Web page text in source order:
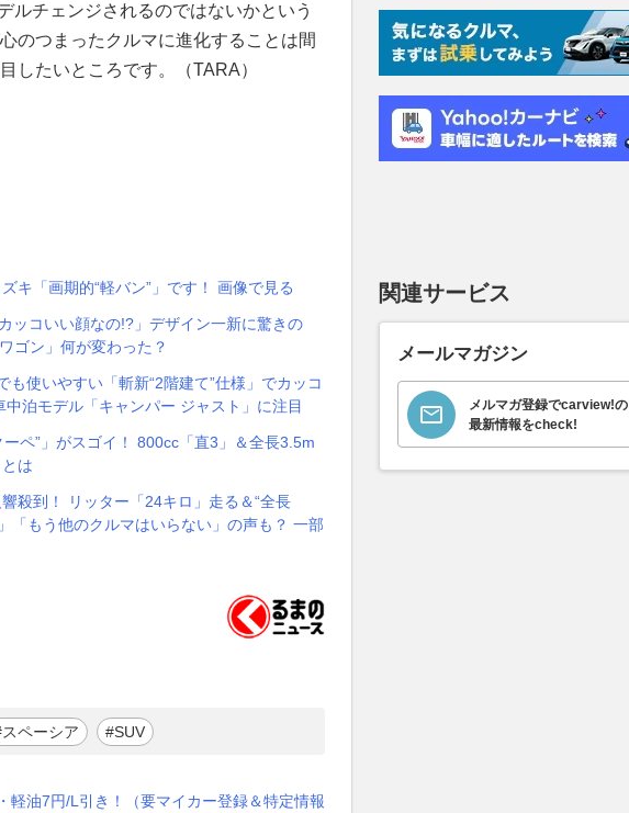
ルチェンジされるのではないかという
のつまったクルマに進化することは間
したいところです。（TARA）
キ「画期的“軽バン”」です！ 画像で見る
ッコいい顔なの!?」デザイン一新に驚きの
ゴン」何が変わった？
も使いやすい「斬新“2階建て”仕様」でカッコ
泊モデル「キャンパー ジャスト」に注目
ペ”」がスゴイ！ 800cc「直3」＆全長3.5m
は
殺到！ リッター「24キロ」走る＆“全長
「もう他のクルマはいらない」の声も？ 一部
ペーシア #SUV
軽油7円/L引き！（要マイカー登録＆特定情報
関連サービス
メールマガジン
メルマガ登録でcarview!の
最新情報をcheck!